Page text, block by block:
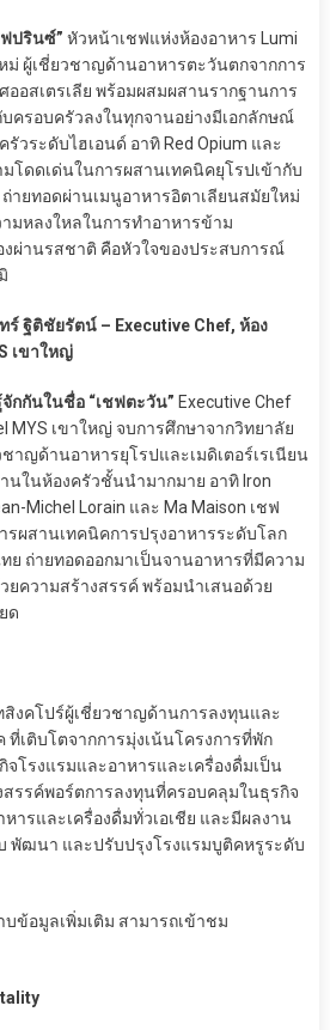
ปรินซ์” หัวหน้าเชฟแห่งห้องอาหาร Lumi
หม่ ผู้เชี่ยวชาญด้านอาหารตะวันตกจากการ
ออสเตรเลีย พร้อมผสมผสานรากฐานการ
ครอบครัวลงในทุกจานอย่างมีเอกลักษณ์
วระดับไฮเอนด์ อาทิ Red Opium และ
โดดเด่นในการผสานเทคนิคยุโรปเข้ากับ
ายทอดผ่านเมนูอาหารอิตาเลียนสมัยใหม่
มหลงใหลในการทำอาหารข้าม
งผ่านรสชาติ คือหัวใจของประสบการณ์
ร์ ฐิติชัยรัตน์ – Executive Chef, ห้อง
เขาใหญ่
กกันในชื่อ “เชฟตะวัน” Executive Chef
MYS เขาใหญ่ จบการศึกษาจากวิทยาลัย
าญด้านอาหารยุโรปและเมดิเตอร์เรเนียน
นในห้องครัวชั้นนำมากมาย อาทิ Iron
Michel Lorain และ Ma Maison เชฟ
ผสานเทคนิคการปรุงอาหารระดับโลก
ย ถ่ายทอดออกมาเป็นจานอาหารที่มีความ
ความสร้างสรรค์ พร้อมนำเสนอด้วย
ด
สิงคโปร์ผู้เชี่ยวชาญด้านการลงทุนและ
เติบโตจากการมุ่งเน้นโครงการที่พัก
จโรงแรมและอาหารและเครื่องดื่มเป็น
สรรค์พอร์ตการลงทุนที่ครอบคลุมในธุรกิจ
ารและเครื่องดื่มทั่วเอเชีย และมีผลงาน
พัฒนา และปรับปรุงโรงแรมบูติคหรูระดับ
ข้อมูลเพิ่มเติม สามารถเข้าชม